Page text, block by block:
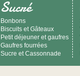
Sucré
Bonbons
Biscuits et Gâteaux
Petit déjeuner et gaufres
Gaufres fourrées
Sucre et Cassonnade